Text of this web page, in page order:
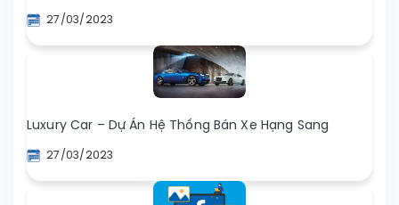
27/03/2023
Luxury Car – Dự Án Hệ Thống Bán Xe Hạng Sang
27/03/2023